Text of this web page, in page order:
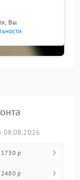
Вы
08.08.2026
1730 р
2480 р